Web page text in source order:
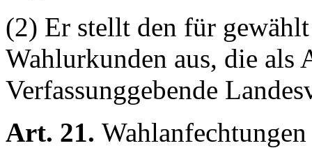
(2) Er stellt den für
Wahlurkunden aus, die
Verfassunggebende
Art. 21.